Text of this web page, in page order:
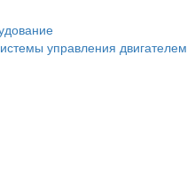
управления двигателем